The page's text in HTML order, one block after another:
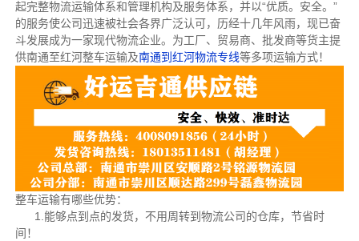
起完整物流运输体系和管理机构及服务体系，并以“优质。安全。”
的服务使公司迅速被社会各界广泛认可，历经十几年风雨，现已奋
斗发展成为一家现代物流企业。为工厂、贸易商、批发商等货主提
供南通至红河整车运输及南通到红河物流专线等多项运输方式！
整车运输有哪些优势：
1.能够点到点的发货，不用周转到物流公司的仓库，节省时
间！